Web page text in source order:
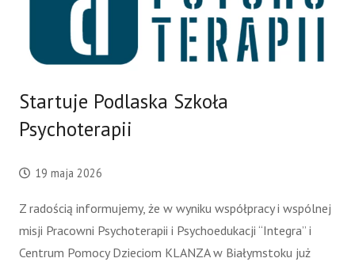
Startuje Podlaska Szkoła
Psychoterapii
19 maja 2026
Z radością informujemy, że w wyniku współpracy i wspólnej
misji Pracowni Psychoterapii i Psychoedukacji “Integra” i
Centrum Pomocy Dzieciom KLANZA w Białymstoku już